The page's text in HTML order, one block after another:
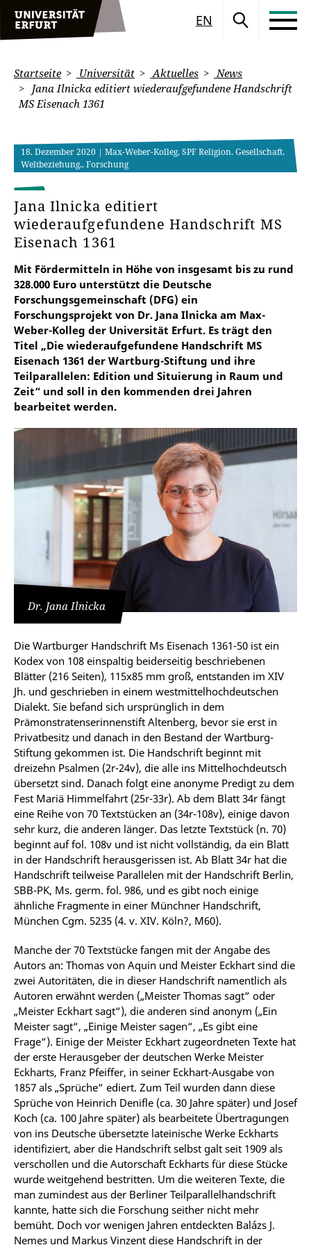
EN
Startseite Universität Aktuelles
News
Jana Ilnicka editiert wiederaufgefundene Handschrift
MS Eisenach 1361
18. Dezember 2020 | Max-Weber-Kolleg, SPF Religion. Gesellschaft.
Weltbeziehung., Forschung
Jana Ilnicka editiert
wiederaufgefundene Handschrift MS
Eisenach 1361
Mit Fördermitteln in Höhe von insgesamt bis zu rund
328.000 Euro unterstützt die Deutsche
Forschungsgemeinschaft (DFG) ein
Forschungsprojekt von Dr. Jana Ilnicka am Max-
Weber-Kolleg der Universität Erfurt. Es trägt den
Titel „Die wiederaufgefundene Handschrift MS
Eisenach 1361 der Wartburg-Stiftung und ihre
Teilparallelen: Edition und Situierung in Raum und
Zeit“ und soll in den kommenden drei Jahren
bearbeitet werden.
Dr. Jana Ilnicka
Die Wartburger Handschrift Ms Eisenach 1361-50 ist ein
Kodex von 108 einspaltig beiderseitig beschriebenen
Blätter (216 Seiten), 115x85 mm groß, entstanden im XIV
Jh. und geschrieben in einem westmittelhochdeutschen
Dialekt. Sie befand sich ursprünglich in dem
Prämonstratenserinnenstift Altenberg, bevor sie erst in
Privatbesitz und danach in den Bestand der Wartburg-
Stiftung gekommen ist. Die Handschrift beginnt mit
dreizehn Psalmen (2r-24v), die alle ins Mittelhochdeutsch
übersetzt sind. Danach folgt eine anonyme Predigt zu dem
Fest Mariä Himmelfahrt (25r-33r). Ab dem Blatt 34r fängt
eine Reihe von 70 Textstücken an (34r-108v), einige davon
sehr kurz, die anderen länger. Das letzte Textstück (n. 70)
beginnt auf fol. 108v und ist nicht vollständig, da ein Blatt
in der Handschrift herausgerissen ist. Ab Blatt 34r hat die
Handschrift teilweise Parallelen mit der Handschrift Berlin,
SBB-PK, Ms. germ. fol. 986, und es gibt noch einige
ähnliche Fragmente in einer Münchner Handschrift,
München Cgm. 5235 (4. v. XIV. Köln?, M60).
Manche der 70 Textstücke fangen mit der Angabe des
Autors an: Thomas von Aquin und Meister Eckhart sind die
zwei Autoritäten, die in dieser Handschrift namentlich als
Autoren erwähnt werden („Meister Thomas sagt“ oder
„Meister Eckhart sagt“), die anderen sind anonym („Ein
Meister sagt“, „Einige Meister sagen“, „Es gibt eine
Frage“). Einige der Meister Eckhart zugeordneten Texte hat
der erste Herausgeber der deutschen Werke Meister
Eckharts, Franz Pfeiffer, in seiner Eckhart-Ausgabe von
1857 als „Sprüche“ ediert. Zum Teil wurden dann diese
Sprüche von Heinrich Denifle (ca. 30 Jahre später) und Josef
Koch (ca. 100 Jahre später) als bearbeitete Übertragungen
von ins Deutsche übersetzte lateinische Werke Eckharts
identifiziert, aber die Handschrift selbst galt seit 1909 als
verschollen und die Autorschaft Eckharts für diese Stücke
wurde weitgehend bestritten. Um die weiteren Texte, die
man zumindest aus der Berliner Teilparallelhandschrift
kannte, hatte sich die Forschung seither nicht mehr
bemüht. Doch vor wenigen Jahren entdeckten Balázs J.
Nemes und Markus Vinzent diese Handschrift in der